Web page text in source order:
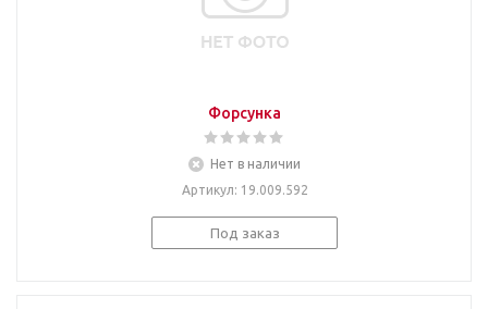
Форсунка
Нет в наличии
Артикул: 19.009.592
Под заказ